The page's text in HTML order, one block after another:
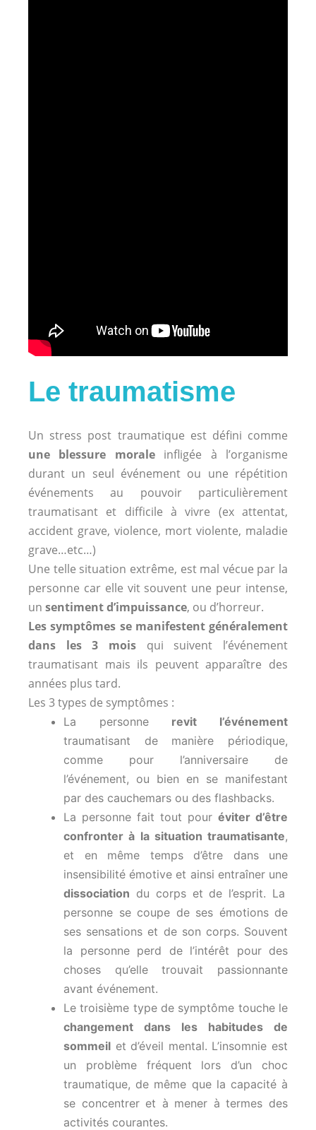
Le traumatisme
Un stress post traumatique est défini comme
une blessure moraleinfligée à l’organisme
durant un seul événement ou une répétition
événements au pouvoir particulièrement
traumatisant et difficile à vivre (ex attentat,
accident grave, violence, mort violente, maladie
grave…etc…)
Une telle situation extrême, est mal vécue par la
personne car elle vit souvent une peur intense,
un sentiment d’impuissance, ou d’horreur.
Les symptômes se manifestent généralement
dans les 3 mois qui suivent l’événement
traumatisant mais ils peuvent apparaître des
années plus tard.
Les 3 types de symptômes :
La personne revit l’événement
traumatisant de manière périodique,
comme pour l’anniversaire de
l’événement, ou bien en se manifestant
par des cauchemars ou des flashbacks.
La personne fait tout pour éviter d’être
confronter à la situation traumatisante,
et en même temps d’être dans une
insensibilité émotive et ainsi entraîner une
dissociation du corps et de l’esprit. La
personne se coupe de ses émotions de
ses sensations et de son corps. Souvent
la personne perd de l’intérêt pour des
choses qu’elle trouvait passionnante
avant événement.
Le troisième type de symptôme touche le
changement dans les habitudes de
sommeil et d’éveil mental. L’insomnie est
un problème fréquent lors d’un choc
traumatique, de même que la capacité à
se concentrer et à mener à termes des
activités courantes.